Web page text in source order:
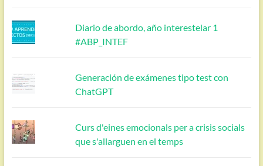
Diario de abordo, año interestelar 1
#ABP_INTEF
Generación de exámenes tipo test con
ChatGPT
Curs d'eines emocionals per a crisis socials
que s'allarguen en el temps